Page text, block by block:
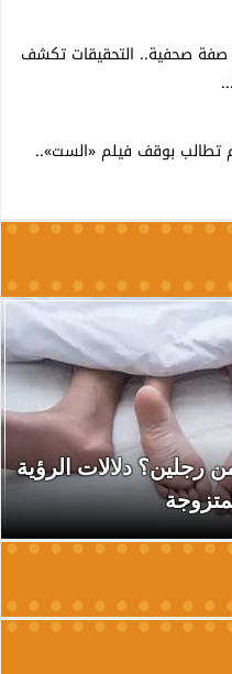
صفة صحفية.. التحقيقات تكشف
تطالب بوقف فيلم «الست»..
رجلين؟ دلالات الرؤية